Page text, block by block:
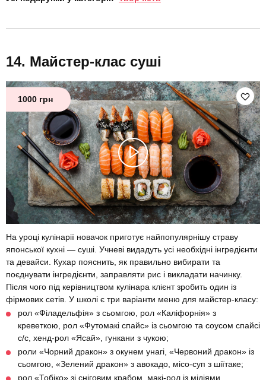
Майстер-клас суші
1000 грн
На уроці кулінарії новачок приготує найпопулярнішу страву
японської кухні — суші. Учневі видадуть усі необхідні інгредієнти
та девайси. Кухар пояснить, як правильно вибирати та
поєднувати інгредієнти, заправляти рис і викладати начинку.
Після чого під керівництвом кулінара клієнт зробить один із
фірмових сетів. У школі є три варіанти меню для майстер-класу:
рол «Філадельфія» з сьомгою, рол «Каліфорнія» з
креветкою, рол «Футомакі спайс» із сьомгою та соусом спайсі
с/с, хенд-рол «Ясай», гункани з чукою;
роли «Чорний дракон» з окунем унагі, «Червоний дракон» із
сьомгою, «Зелений дракон» з авокадо, місо-суп з шіїтаке;
рол «Тобіко» зі сніговим крабом, макі-рол із мідіями,